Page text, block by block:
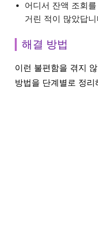
어디서 잔액 조회
거린 적이 많았답니
해결 방법
이런 불편함을 겪지
방법을 단계별로 정리